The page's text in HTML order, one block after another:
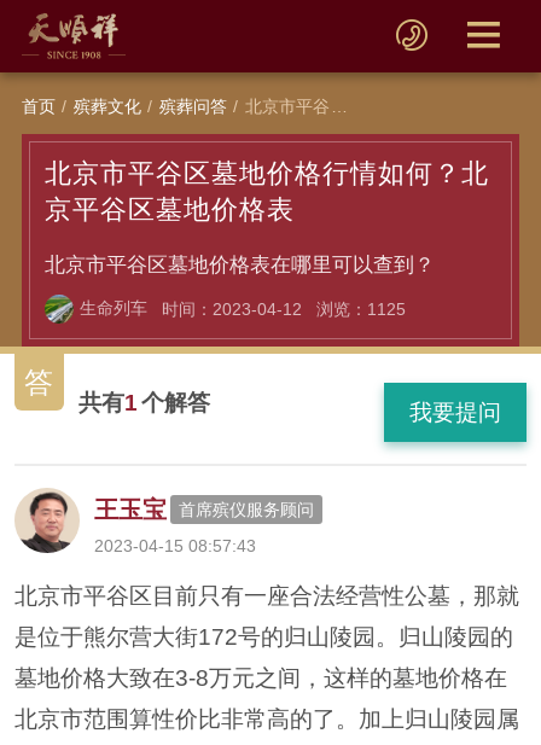
首页 殡葬文化 殡葬问答 北京市平谷区墓地价格行情如何？北京平谷区墓地价格表
北京市平谷区墓地价格行情如何？北
京平谷区墓地价格表
北京市平谷区墓地价格表在哪里可以查到？
生命列车 时间：2023-04-12 浏览：1125
答
共有1个解答 我要提问
王玉宝
首席殡仪服务顾问
2023-04-15 08:57:43
北京市平谷区目前只有一座合法经营性公墓，那就
是位于熊尔营大街172号的归山陵园。归山陵园的
墓地价格大致在3-8万元之间，这样的墓地价格在
北京市范围算性价比非常高的了。加上归山陵园属